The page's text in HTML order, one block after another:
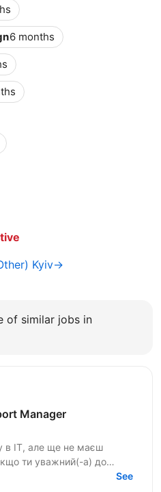
6 months
Kyiv→
of similar jobs in
Manager
в IT, але ще не маєш
ти уважний(-а) до
хочеш працювати з
See